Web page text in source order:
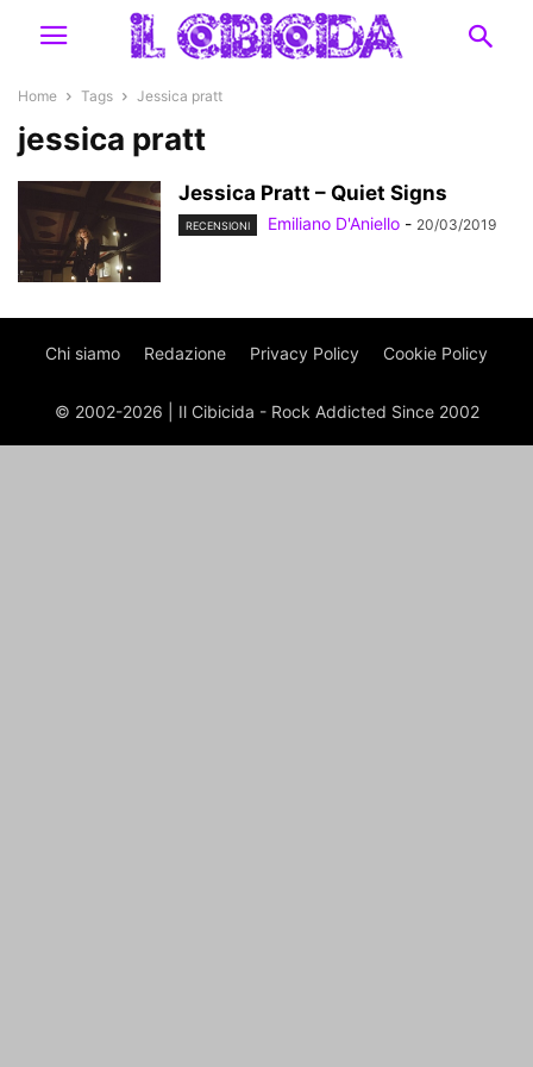
Home Tags Jessica pratt
jessica pratt
Jessica Pratt – Quiet Signs
RECENSIONI Emiliano D'Aniello - 20/03/2019
Chi siamo Redazione Privacy Policy Cookie Policy
© 2002-2026 | Il Cibicida - Rock Addicted Since 2002